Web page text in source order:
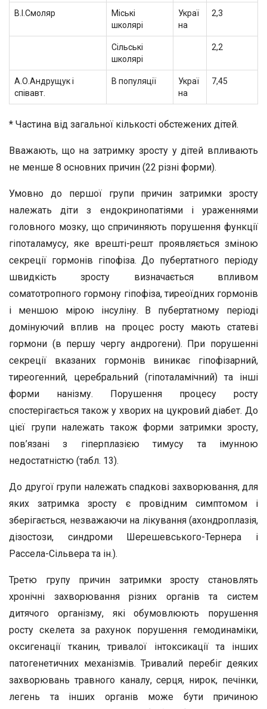
В.І.Смоляр
Міські
школярі
Украї
на
2,3
Сільські
школярі
2,2
А.О.Андрущук і
співавт.
В популяції
Украї
на
7,45
* Частина від загальної кількості обстежених дітей.
Вважають, що на затримку зросту у дітей впливають
не менше 8 основних причин (22 різні форми).
Умовно до першої групи причин затримки зросту
належать діти з ендокринопатіями і ураженнями
головного мозку, що спричиняють порушення функції
гіпоталамусу, яке врешті-решт проявляється зміною
секреції гормонів гіпофіза. До пубертатного періоду
швидкість зросту визначається впливом
соматотропного гормону гіпофіза, тиреоїдних гормонів
і меншою мірою інсуліну. В пубертатному періоді
домінуючий вплив на процес росту мають статеві
гормони (в першу чергу андрогени). При порушенні
секреції вказаних гормонів виникає гіпофізарний,
тиреогенний, церебральний (гіпоталамічний) та інші
форми нанізму. Порушення процесу росту
спостерігається також у хворих на цукровий діабет. До
цієї групи належать також форми затримки зросту,
пов’язані з гіперплазією тимусу та імунною
недостатністю (табл. 13).
До другої групи належать спадкові захворювання, для
яких затримка зросту є провідним симптомом і
зберігається, незважаючи на лікування (ахондроплазія,
дізостози, синдроми Шерешевського-Тернера і
Рассела-Сільвера та ін.).
Третю групу причин затримки зросту становлять
хронічні захворювання різних органів та систем
дитячого організму, які обумовлюють порушення
росту скелета за рахунок порушення гемодинаміки,
оксигенації тканин, тривалої інтоксикації та інших
патогенетичних механізмів. Тривалий перебіг деяких
захворювань травного каналу, серця, нирок, печінки,
легень та інших органів може бути причиною